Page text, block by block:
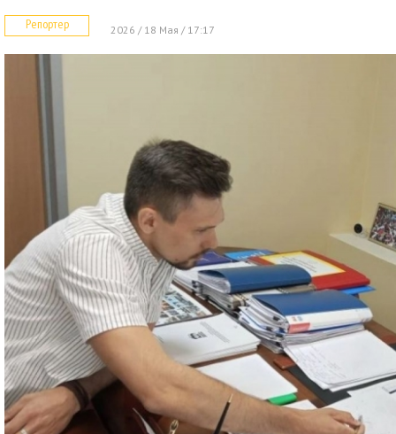
Репортер 2026 / 18 Мая / 17:17